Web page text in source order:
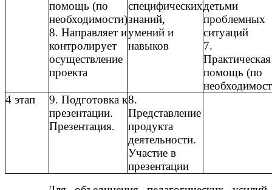
помощь (по
необходимости)
8. Направляет и
контролирует
осуществление
проекта
специфических
знаний,
умений и
навыков
детьми
проблемных
ситуаций
7.
Практическая
помощь (по
4 этап
9. Подготовка к
презентации.
Презентация.
8.
Представление
продукта
деятельности.
Участие в
презентации